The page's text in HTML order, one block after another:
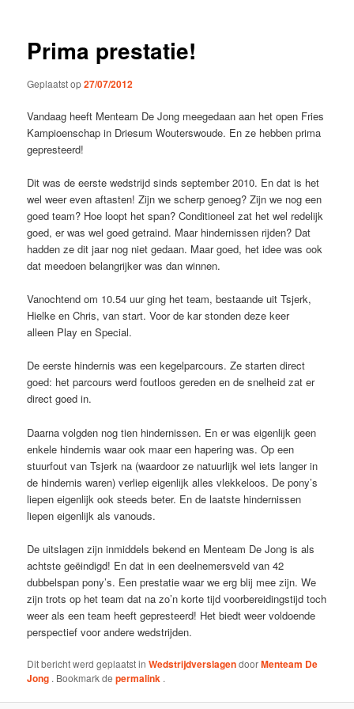
Prima prestatie!
Geplaatst op27/07/2012
Vandaag heeft Menteam De Jong meegedaan aan het open Fries
Kampioenschap in Driesum Wouterswoude. En ze hebben prima
gepresteerd!
Dit was de eerste wedstrijd sinds september 2010. En dat is het
wel weer even aftasten! Zijn we scherp genoeg? Zijn we nog een
goed team? Hoe loopt het span? Conditioneel zat het wel redelijk
goed, er was wel goed getraind. Maar hindernissen rijden? Dat
hadden ze dit jaar nog niet gedaan. Maar goed, het idee was ook
dat meedoen belangrijker was dan winnen.
Vanochtend om 10.54 uur ging het team, bestaande uit Tsjerk,
Hielke en Chris, van start. Voor de kar stonden deze keer
alleen Play en Special.
De eerste hindernis was een kegelparcours. Ze starten direct
goed: het parcours werd foutloos gereden en de snelheid zat er
direct goed in.
Daarna volgden nog tien hindernissen. En er was eigenlijk geen
enkele hindernis waar ook maar een hapering was. Op een
stuurfout van Tsjerk na (waardoor ze natuurlijk wel iets langer in
de hindernis waren) verliep eigenlijk alles vlekkeloos. De pony’s
liepen eigenlijk ook steeds beter. En de laatste hindernissen
liepen eigenlijk als vanouds.
De uitslagen zijn inmiddels bekend en Menteam De Jong is als
achtste geëindigd! En dat in een deelnemersveld van 42
dubbelspan pony’s. Een prestatie waar we erg blij mee zijn. We
zijn trots op het team dat na zo’n korte tijd voorbereidingstijd toch
weer als een team heeft gepresteerd! Het biedt weer voldoende
perspectief voor andere wedstrijden.
Dit bericht werd geplaatst inWedstrijdverslagendoorMenteam De
Jong . Bookmark depermalink .